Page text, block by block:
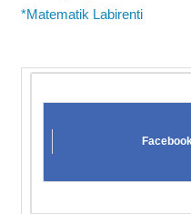
*Matematik Labirenti